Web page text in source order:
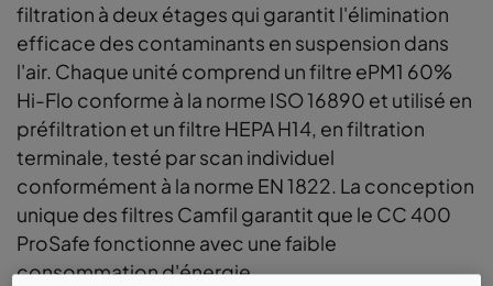
filtration à deux étages qui garantit l'élimination
efficace des contaminants en suspension dans
l'air. Chaque unité comprend un filtre ePM1 60%
Hi-Flo conforme à la norme ISO 16890 et utilisé en
préfiltration et un filtre HEPA H14, en filtration
terminale, testé par scan individuel
conformément à la norme EN 1822. La conception
unique des filtres Camfil garantit que le CC 400
ProSafe fonctionne avec une faible
consommation d'énergie.